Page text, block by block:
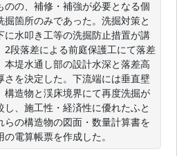
のの、補修・補強が必要となる個
箇所のみであった。洗掘対策と
に水叩き工等の洗掘防止措置が講
2段落差による前庭保護工にて落差
堤水通し部の設計水深と落差高
さを決定した。下流端には垂直壁
構造物と渓床境界にて再度洗掘が
、施工性・経済性に優れたふと
らの構造物の図面・数量計算書を
電算帳票を作成した。